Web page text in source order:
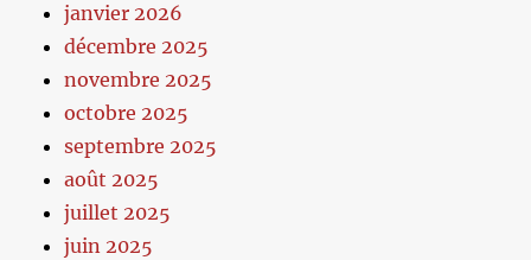
janvier 2026
décembre 2025
novembre 2025
octobre 2025
septembre 2025
août 2025
juillet 2025
juin 2025